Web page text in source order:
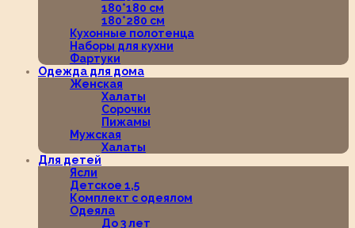
180*180 см
180*280 см
Кухонные полотенца
Наборы для кухни
Фартуки
Одежда для дома
Женская
Халаты
Сорочки
Пижамы
Мужская
Халаты
Для детей
Ясли
Детское 1,5
Комплект с одеялом
Одеяла
До 3 лет